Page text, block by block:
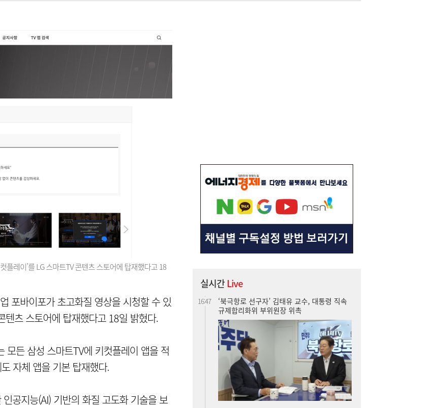
레이’를 LG 스마트TV 콘텐츠 스토어에 탑재했다고 18
포바이포가 초고화질 영상을 시청할 수 있
텐츠 스토어에 탑재했다고 18일 밝혔다.
모든 삼성 스마트TV에 키컷플레이 앱을 적
자체 앱을 기본 탑재했다.
공지능(AI) 기반의 화질 고도화 기술을 보
실시간Live
“15% 빠졌는데 사도 되나”...SK하이닉스 급
락 부른 ‘루빈 리스크’
16:47
‘북극항로 선구자’ 김태유 교수, 대통령 직속
규제합리화위 부위원장 위촉